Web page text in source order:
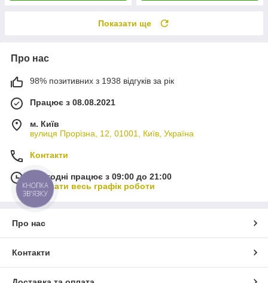
Показати ще
Про нас
98% позитивних з 1938 відгуків за рік
Працює з 08.08.2021
м. Київ
вулиця Прорізна, 12, 01001, Київ, Україна
Контакти
Сьогодні працює з 09:00 до 21:00
Показати весь графік роботи
Про нас
Контакти
КНОПКА
ЗВ'ЯЗКУ